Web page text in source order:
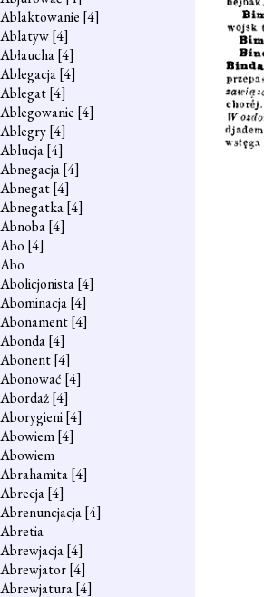
Ablaktowanie [4]
Ablatyw[4]
Abłaucha[4]
Ablegacja[4]
Ablegat[4]
Ablegowanie [4]
Ablegry[4]
Ablucja[4]
Abnegacja[4]
Abnegat[4]
Abnegatka[4]
Abnoba[4]
Abo [4]
Abo
Abolicjonista[4]
Abominacja[4]
Abonament[4]
Abonda[4]
Abonent[4]
Abonować [4]
Abordaż[4]
Aborygieni[4]
Abowiem[4]
Abowiem
Abrahamita[4]
Abrecja[4]
Abrenuncjacja[4]
Abretia
Abrewjacja[4]
Abrewjator[4]
Abrewjatura[4]